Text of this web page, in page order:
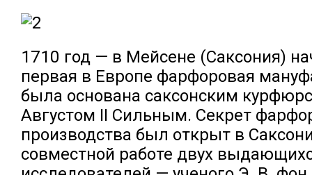
1710 год — в Мейсене (Саксония)
первая в Европе фарфоровая
была основана саксонским
Августом II Сильным. Секрет
производства был открыт в
совместной работе двух